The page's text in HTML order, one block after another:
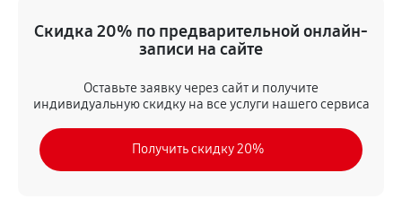
Замена системы охлаждения
70 минут
Замена процессора ноутбука MSI 17 A10SF472RU
1390 руб 120 минут
Скидка 20% по предварительной онлайн-
записи на сайте
Оставьте заявку через сайт и получите
индивидуальную скидку на все услуги нашего сервиса
Получить скидку 20%